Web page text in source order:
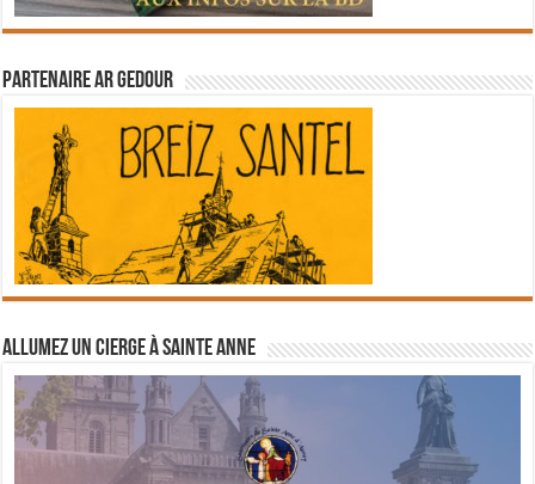
Partenaire Ar Gedour
Allumez un cierge à Sainte Anne